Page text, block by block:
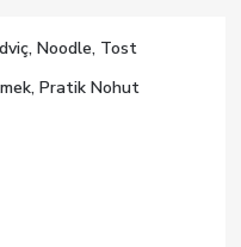
Noodle, Tost
Pratik Nohut